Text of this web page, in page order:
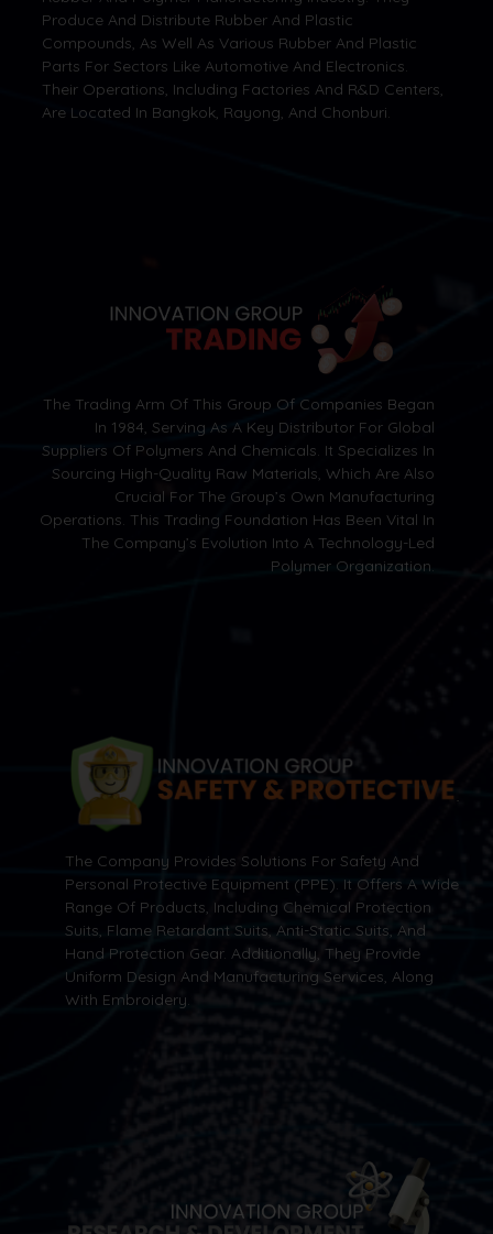
Produce And Distribute Rubber And Plastic
Compounds, As Well As Various Rubber And Plastic
Parts For Sectors Like Automotive And Electronics.
Their Operations, Including Factories And R&D Centers,
Are Located In Bangkok, Rayong, And Chonburi.
The Trading Arm Of This Group Of Companies Began
In 1984, Serving As A Key Distributor For Global
Suppliers Of Polymers And Chemicals. It Specializes In
Sourcing High-Quality Raw Materials, Which Are Also
Crucial For The Group’s Own Manufacturing
Operations. This Trading Foundation Has Been Vital In
The Company’s Evolution Into A Technology-Led
Polymer Organization.
The Company Provides Solutions For Safety And
Personal Protective Equipment (PPE). It Offers A Wide
Range Of Products, Including Chemical Protection
Suits, Flame Retardant Suits, Anti-Static Suits, And
Hand Protection Gear. Additionally, They Provide
Uniform Design And Manufacturing Services, Along
With Embroidery.